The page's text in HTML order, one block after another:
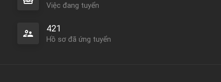
Việc đang tuyển
421
Hồ sơ đã ứng tuyển